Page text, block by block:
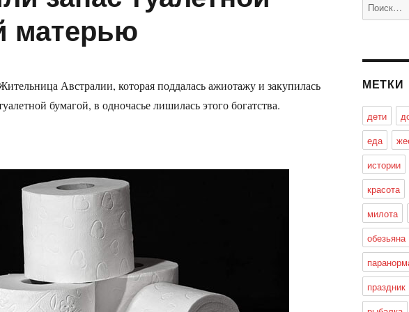
матерью
Австралии, которая поддалась ажиотажу и закупилась
бумагой, в одночасье лишилась этого богатства.
МЕТКИ
дети
еда
истории
красота
милота
обезьяна
праздник